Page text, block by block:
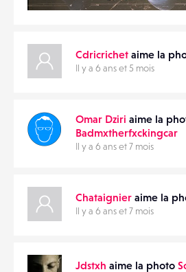
Cdricrichet aime la
Il y a 6 ans et 5 mois
Omar Dziri aime la
Badmxtherfxckingcar
Il y a 6 ans et 7 mois
Chataignier aime la
Il y a 6 ans et 7 mois
Jdstxh aime la photo